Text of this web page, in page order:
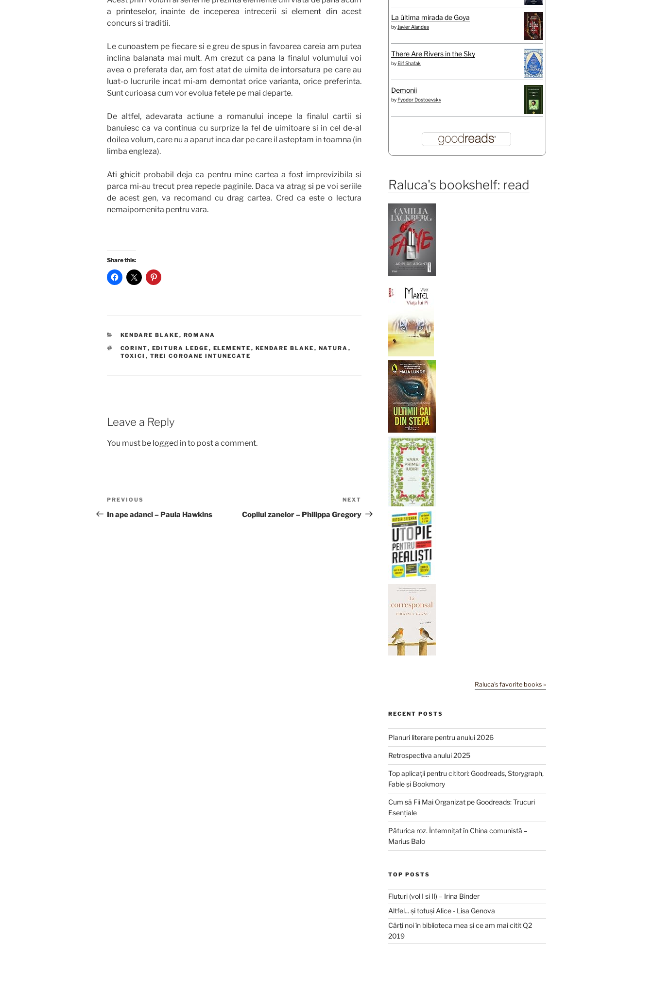
a printeselor, inainte de inceperea intrecerii si element din acest
concurs si traditii.
Le cunoastem pe fiecare si e greu de spus in favoarea careia am putea
inclina balanata mai mult. Am crezut ca pana la finalul volumului voi
avea o preferata dar, am fost atat de uimita de intorsatura pe care au
luat-o lucrurile incat mi-am demontat orice varianta, orice preferinta.
Sunt curioasa cum vor evolua fetele pe mai departe.
De altfel, adevarata actiune a romanului incepe la finalul cartii si
banuiesc ca va continua cu surprize la fel de uimitoare si in cel de-al
doilea volum, care nu a aparut inca dar pe care il asteptam in toamna (in
limba engleza).
Ati ghicit probabil deja ca pentru mine cartea a fost imprevizibila si
parca mi-au trecut prea repede paginile. Daca va atrag si pe voi seriile
de acest gen, va recomand cu drag cartea. Cred ca este o lectura
nemaipomenita pentru vara.
Share this:
CATEGORIES
KENDARE BLAKE , ROMANA
TAGS
CORINT, EDITURA LEDGE , ELEMENTE , KENDARE BLAKE , NATURA ,
TOXICI , TREI COROANE INTUNECATE
Leave a Reply
You must be logged into post a comment.
Post
navigation
Previous
Post
PREVIOUS
In ape adanci – Paula Hawkins
Post
NEXT
Copilul zanelor – Philippa Gregory
La última mirada de Goya
by Javier Alandes
There Are Rivers in the Sky
by Elif Shafak
Demonii
by Fyodor Dostoevsky
Raluca's bookshelf: read
Raluca's favorite books »
RECENT POSTS
Planuri literare pentru anului 2026
Retrospectiva anului 2025
Top aplicații pentru cititori: Goodreads, Storygraph,
Fable și Bookmory
Cum să Fii Mai Organizat pe Goodreads: Trucuri
Esențiale
Păturica roz. Întemnițat în China comunistă –
Marius Balo
TOP POSTS
Fluturi (vol I si II) – Irina Binder
Altfel... și totuși Alice - Lisa Genova
Cărți noi în biblioteca mea și ce am mai citit Q2
2019